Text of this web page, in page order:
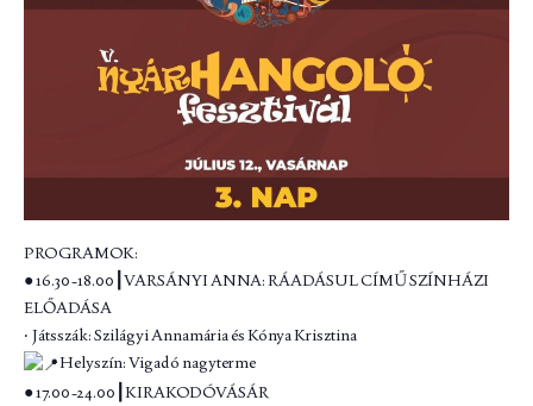
PROGRAMOK:
● 16.30-18.00┃VARSÁNYI ANNA: RÁADÁSUL CÍMŰ SZÍNHÁZI
ELŐADÁSA
‧ Játsszák: Szilágyi Annamária és Kónya Krisztina
Helyszín: Vigadó nagyterme
● 17.00-24.00┃KIRAKODÓVÁSÁR